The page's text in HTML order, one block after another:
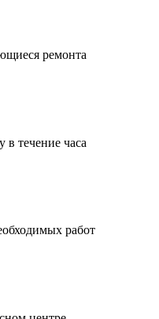
ремонта
в течение часа
работ